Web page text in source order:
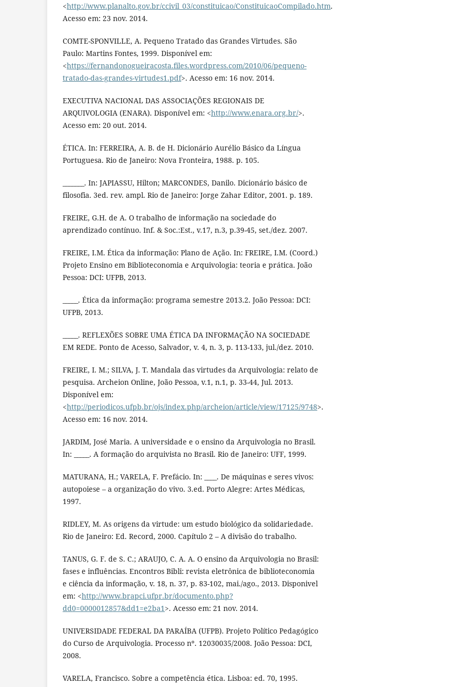
<http://www.planalto.gov.br/ccivil_03/constituicao/ConstituicaoCompilado.htm.
Acesso em: 23 nov. 2014.
COMTE-SPONVILLE, A. Pequeno Tratado das Grandes Virtudes. São
Paulo: Martins Fontes, 1999. Disponível em:
<https://fernandonogueiracosta.files.wordpress.com/2010/06/pequeno-
tratado-das-grandes-virtudes1.pdf>. Acesso em: 16 nov. 2014.
EXECUTIVA NACIONAL DAS ASSOCIAÇÕES REGIONAIS DE
ARQUIVOLOGIA (ENARA). Disponível em: <http://www.enara.org.br/>.
Acesso em: 20 out. 2014.
ÉTICA. In: FERREIRA, A. B. de H. Dicionário Aurélio Básico da Língua
Portuguesa. Rio de Janeiro: Nova Fronteira, 1988. p. 105.
_______. In: JAPIASSU, Hilton; MARCONDES, Danilo. Dicionário básico de
filosofia. 3ed. rev. ampl. Rio de Janeiro: Jorge Zahar Editor, 2001. p. 189.
FREIRE, G.H. de A. O trabalho de informação na sociedade do
aprendizado contínuo. Inf. & Soc.:Est., v.17, n.3, p.39-45, set./dez. 2007.
FREIRE, I.M. Ética da informação: Plano de Ação. In: FREIRE, I.M. (Coord.)
Projeto Ensino em Biblioteconomia e Arquivologia: teoria e prática. João
Pessoa: DCI: UFPB, 2013.
_____. Ética da informação: programa semestre 2013.2. João Pessoa: DCI:
UFPB, 2013.
_____. REFLEXÕES SOBRE UMA ÉTICA DA INFORMAÇÃO NA SOCIEDADE
EM REDE. Ponto de Acesso, Salvador, v. 4, n. 3, p. 113-133, jul./dez. 2010.
FREIRE, I. M.; SILVA, J. T. Mandala das virtudes da Arquivologia: relato de
pesquisa. Archeion Online, João Pessoa, v.1, n.1, p. 33-44, Jul. 2013.
Disponível em:
<http://periodicos.ufpb.br/ojs/index.php/archeion/article/view/17125/9748>.
Acesso em: 16 nov. 2014.
JARDIM, José Maria. A universidade e o ensino da Arquivologia no Brasil.
In: _____. A formação do arquivista no Brasil. Rio de Janeiro: UFF, 1999.
MATURANA, H.; VARELA, F. Prefácio. In: ____. De máquinas e seres vivos:
autopoiese – a organização do vivo. 3.ed. Porto Alegre: Artes Médicas,
1997.
RIDLEY, M. As origens da virtude: um estudo biológico da solidariedade.
Rio de Janeiro: Ed. Record, 2000. Capítulo 2 – A divisão do trabalho.
TANUS, G. F. de S. C.; ARAUJO, C. A. A. O ensino da Arquivologia no Brasil:
fases e influências. Encontros Bibli: revista eletrônica de biblioteconomia
e ciência da informação, v. 18, n. 37, p. 83-102, mai./ago., 2013. Disponivel
em: <http://www.brapci.ufpr.br/documento.php?
dd0=0000012857&dd1=e2ba1>. Acesso em: 21 nov. 2014.
UNIVERSIDADE FEDERAL DA PARAÍBA (UFPB). Projeto Político Pedagógico
do Curso de Arquivologia. Processo nº. 12030035/2008. João Pessoa: DCI,
2008.
VARELA, Francisco. Sobre a competência ética. Lisboa: ed. 70, 1995.